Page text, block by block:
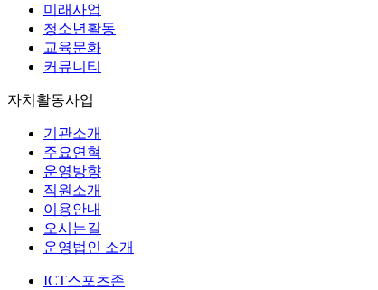
미래사업
청소년활동
교육문화
커뮤니티
자치활동사업
기관소개
주요연혁
운영방향
직원소개
이용안내
오시는길
운영법인 소개
ICT스포츠존